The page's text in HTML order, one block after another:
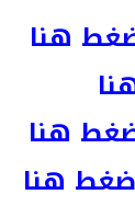
هنا
هنا
هنا